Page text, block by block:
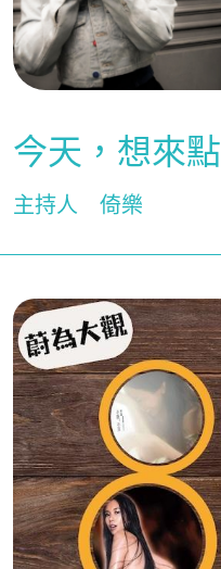
今天，想來點
主持人 倚樂